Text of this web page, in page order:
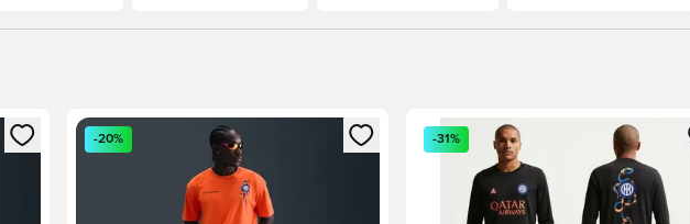
tilmelde dig som medlem
Åbner en Modal til at logge ind eller tilmelde dig som medlem
-20%
Åbner en Modal til at logge ind
-31%